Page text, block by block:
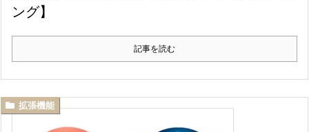
ング】
記事を読む
拡張機能